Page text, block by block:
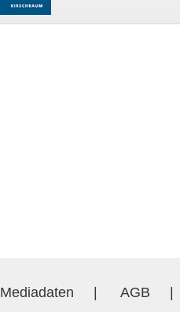
Mediadaten AGB